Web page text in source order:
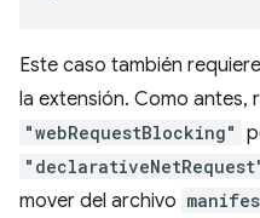
Este caso también
la extensión. Como antes,
"webRequestBlocking"
mover del archivo